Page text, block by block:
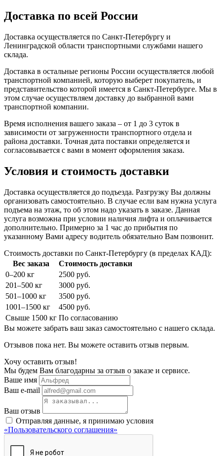
Доставка по всей России
Доставка осуществляется по Санкт-Петербургу и
Ленинградской области транспортными службами нашего
склада.
Доставка в остальные регионы России осуществляется любой
транспортной компанией, которую выберет покупатель, и
представительство которой имеется в Санкт-Петербурге. Мы в
этом случае осуществляем доставку до выбранной вами
транспортной компании.
Время исполнения вашего заказа – от 1 до 3 суток в
зависимости от загруженности транспортного отдела и
района доставки. Точная дата поставки определяется и
согласовывается с вами в момент оформления заказа.
Условия и стоимость доставки
Доставка осуществляется до подъезда. Разгрузку Вы должны
организовать самостоятельно. В случае если вам нужна услуга
подъема на этаж, то об этом надо указать в заказе. Данная
услуга возможна при условии наличия лифта и оплачивается
дополнительно. Примерно за 1 час до прибытия по
указанному Вами адресу водитель обязательно Вам позвонит.
Стоимость доставки по Санкт-Петербургу (в пределах КАД):
Вес заказа
Стоимость доставки
0–200 кг
2500 руб.
201–500 кг
3000 руб.
501–1000 кг
3500 руб.
1001–1500 кг
4500 руб.
Свыше 1500 кг По согласованию
Вы можете забрать ваш заказ самостоятельно с нашего склада.
Отзывов пока нет. Вы можете оставить отзыв первым.
Хочу оставить отзыв!
Мы будем Вам благодарны за отзыв о заказе и сервисе.
Ваше имя
Ваш e-mail
Ваш отзыв
Отправляя данные, я принимаю условия
«Пользовательского соглашения»